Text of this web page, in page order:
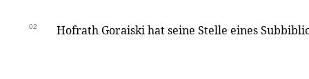
02 Hofrath Goraiski hat seine Stelle eines